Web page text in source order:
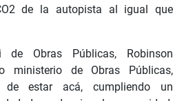
de la autopista al igual que
Obras Públicas, Robinson
ministerio de Obras Públicas,
de estar acá, cumpliendo un